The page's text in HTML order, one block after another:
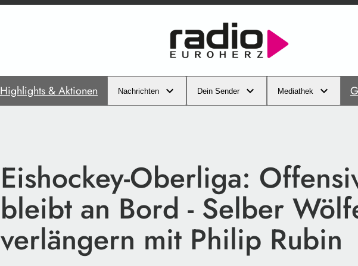
Highlights & Aktionen Nachrichten Dein Sender Mediathek
Eishockey-Oberliga:
bleibt an Bord - Selber
verlängern mit Philip Rubin